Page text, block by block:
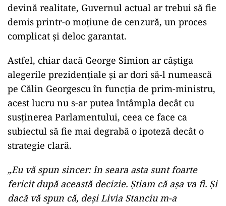
devină realitate, Guvernul actual ar trebui să fie
demis printr-o moțiune de cenzură, un proces
complicat și deloc garantat.
Astfel, chiar dacă George Simion ar câștiga
alegerile prezidențiale și ar dori să-l numească
pe Călin Georgescu în funcția de prim-ministru,
acest lucru nu s-ar putea întâmpla decât cu
susținerea Parlamentului, ceea ce face ca
subiectul să fie mai degrabă o ipoteză decât o
strategie clară.
„Eu vă spun sincer: în seara asta sunt foarte
fericit după această decizie. Ştiam că aşa va fi. Şi
dacă vă spun că, deşi Livia Stanciu m-a